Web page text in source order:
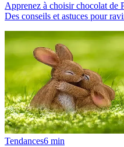
Apprenez à choisir chocolat de
Des conseils et astuces pour
Tendances6 min